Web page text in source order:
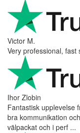
Victor M.
Very professional, fast
Ihor Zlobin
Fantastisk upplevelse
bra kommunikation
välpackat och i perf ...